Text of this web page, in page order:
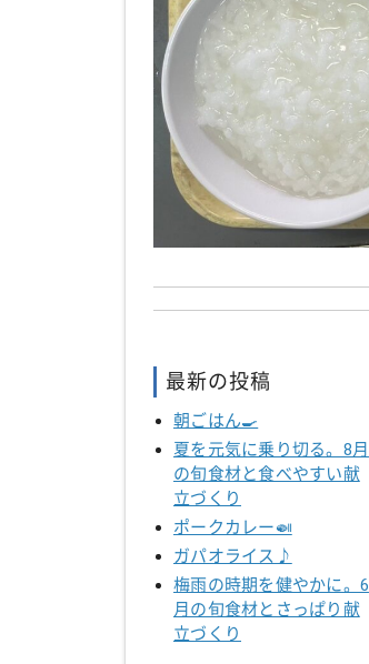
最新の投稿
朝ごはん🍳
夏を元気に乗り切る。8月
の旬食材と食べやすい献
立づくり
ポークカレー🍛
ガパオライス♪
梅雨の時期を健やかに。6
月の旬食材とさっぱり献
立づくり